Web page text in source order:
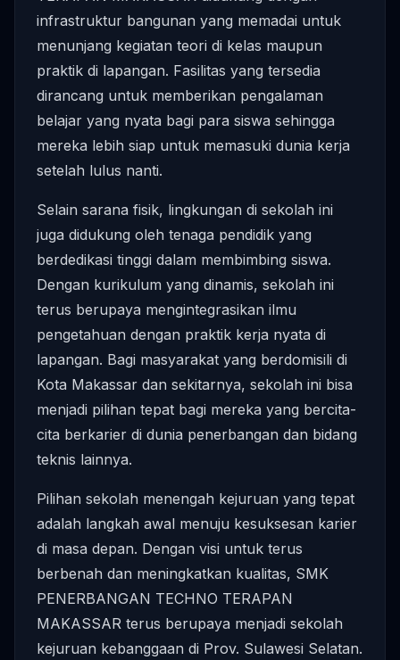
infrastruktur bangunan yang memadai untuk
menunjang kegiatan teori di kelas maupun
praktik di lapangan. Fasilitas yang tersedia
dirancang untuk memberikan pengalaman
belajar yang nyata bagi para siswa sehingga
mereka lebih siap untuk memasuki dunia kerja
setelah lulus nanti.
Selain sarana fisik, lingkungan di sekolah ini
juga didukung oleh tenaga pendidik yang
berdedikasi tinggi dalam membimbing siswa.
Dengan kurikulum yang dinamis, sekolah ini
terus berupaya mengintegrasikan ilmu
pengetahuan dengan praktik kerja nyata di
lapangan. Bagi masyarakat yang berdomisili di
Kota Makassar dan sekitarnya, sekolah ini bisa
menjadi pilihan tepat bagi mereka yang bercita-
cita berkarier di dunia penerbangan dan bidang
teknis lainnya.
Pilihan sekolah menengah kejuruan yang tepat
adalah langkah awal menuju kesuksesan karier
di masa depan. Dengan visi untuk terus
berbenah dan meningkatkan kualitas, SMK
PENERBANGAN TECHNO TERAPAN
MAKASSAR terus berupaya menjadi sekolah
kejuruan kebanggaan di Prov. Sulawesi Selatan.